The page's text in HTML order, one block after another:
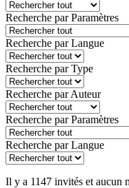
Recherche par Paramètres
Recherche par Langue
Recherche par Type
Recherche par Auteur
Recherche par Paramètres
Recherche par Langue
Il y a 1147 invités et aucun